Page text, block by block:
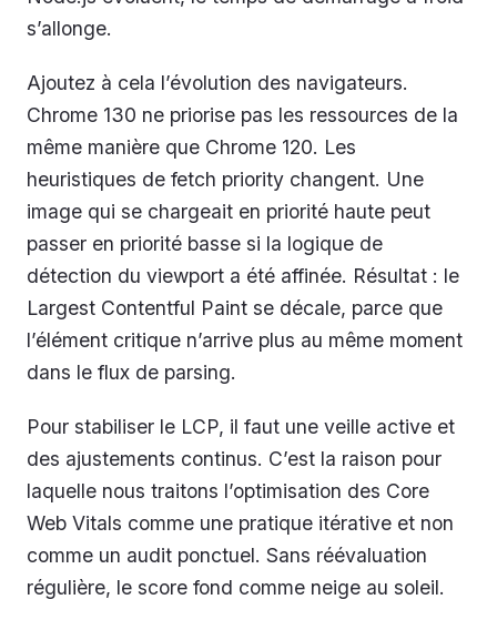
s’allonge.
Ajoutez à cela l’évolution des navigateurs.
Chrome 130 ne priorise pas les ressources de la
même manière que Chrome 120. Les
heuristiques de fetch priority changent. Une
image qui se chargeait en priorité haute peut
passer en priorité basse si la logique de
détection du viewport a été affinée. Résultat : le
Largest Contentful Paint se décale, parce que
l’élément critique n’arrive plus au même moment
dans le flux de parsing.
Pour stabiliser le LCP, il faut une veille active et
des ajustements continus. C’est la raison pour
laquelle nous traitons l’optimisation des Core
Web Vitals comme une pratique itérative et non
comme un audit ponctuel. Sans réévaluation
régulière, le score fond comme neige au soleil.